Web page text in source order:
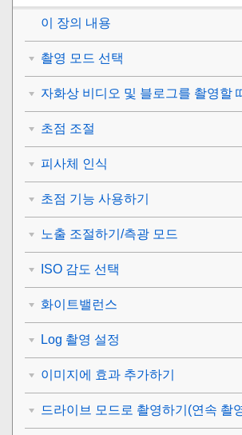
이 장의 내용
촬영 모드 선택
자화상 비디오 및 블로그를 촬영할
초점 조절
피사체 인식
초점 기능 사용하기
노출 조절하기/측광 모드
ISO 감도 선택
화이트밸런스
Log 촬영 설정
이미지에 효과 추가하기
드라이브 모드로 촬영하기(연속 촬